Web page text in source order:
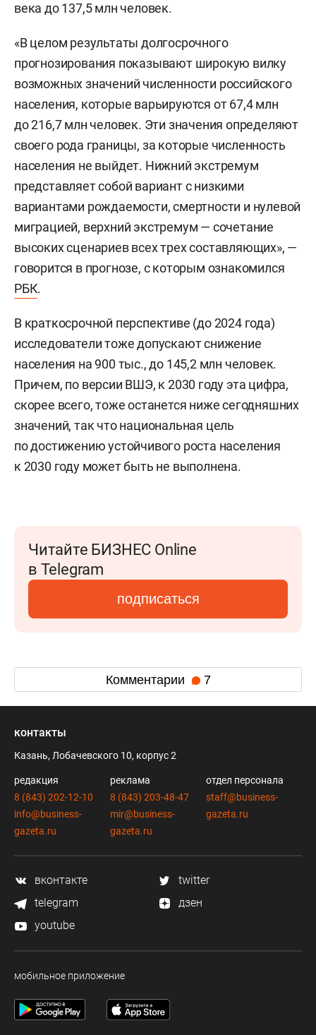
века до 137,5 млн человек.
«В целом результаты долгосрочного
прогнозирования показывают широкую вилку
возможных значений численности российского
населения, которые варьируются от 67,4 млн
до 216,7 млн человек. Эти значения определяют
своего рода границы, за которые численность
населения не выйдет. Нижний экстремум
представляет собой вариант с низкими
вариантами рождаемости, смертности и нулевой
миграцией, верхний экстремум — сочетание
высоких сценариев всех трех составляющих», —
говорится в прогнозе, с которым ознакомился
РБК.
В краткосрочной перспективе (до 2024 года)
исследователи тоже допускают снижение
населения на 900 тыс., до 145,2 млн человек.
Причем, по версии ВШЭ, к 2030 году эта цифра,
скорее всего, тоже останется ниже сегодняшних
значений, так что национальная цель
по достижению устойчивого роста населения
к 2030 году может быть не выполнена.
Читайте БИЗНЕС Online
в Telegram
подписаться
Комментарии 7
контакты
Казань, Лобачевского 10, корпус 2
редакция
8 (843) 202-12-10
info@business-
gazeta.ru
реклама
8 (843) 203-48-47
mir@business-
gazeta.ru
отдел персонала
staff@business-
gazeta.ru
вконтакте
twitter
telegram
дзен
youtube
мобильное приложение